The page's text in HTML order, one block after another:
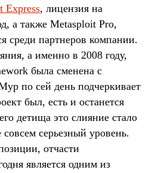
Express, лицензия на
а также Metasploit Pro,
среди партнеров компании.
а именно в 2008 году,
была сменена с
по сей день подчеркивает
был, есть и останется
детища это слияние стало
серьезный уровень.
отчасти
является одним из